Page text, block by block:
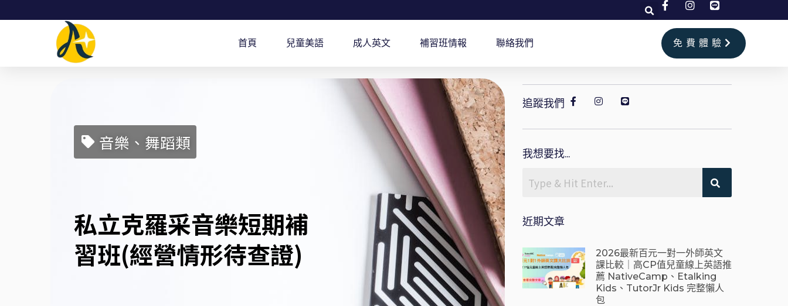
首頁 兒童美語 成人英文 補習班情報 聯絡我們 免費體驗
音樂、舞蹈類
私立克羅采音樂短期補
習班(經營情形待查證)
追蹤我們
我想要找...
近期文章
2026最新百元一對一外師英文
課比較｜高CP值兒童線上英語推
薦 NativeCamp、Etalking
Kids、tutorJr Kids 完整懶人
包